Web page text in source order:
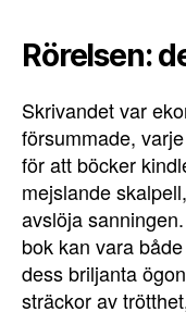
Rörelsen:
Skrivandet var
försummade,
för att böcker
mejslande
avslöja
bok kan vara
dess briljanta
sträckor av